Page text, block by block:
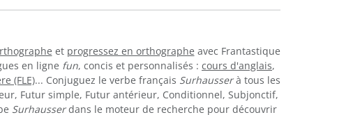
et progressez en orthographe avec Frantastique
en ligne fun, concis et personnalisés : cours d'anglais,
(FLE)... Conjuguez le verbe français Surhausserà tous les
Futur simple, Futur antérieur, Conditionnel, Subjonctif,
Surhausserdans le moteur de recherche pour découvrir